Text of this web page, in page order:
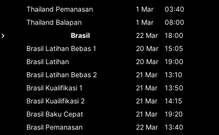
Thailand Pemanasan 1 Mar
03:40
Thailand Balapan 1 Mar
08:00
Brasil
22 Mar
18:00
Brasil Latihan Bebas 1 20 Mar
15:05
Brasil Latihan 20 Mar
19:00
Brasil Latihan Bebas 2 21 Mar
13:10
Brasil Kualifikasi 1 21 Mar
13:50
Brasil Kuailifikasi 2 21 Mar
14:15
Brasil Baku Cepat 21 Mar
19:20
Brasil Pemanasan 22 Mar
13:40